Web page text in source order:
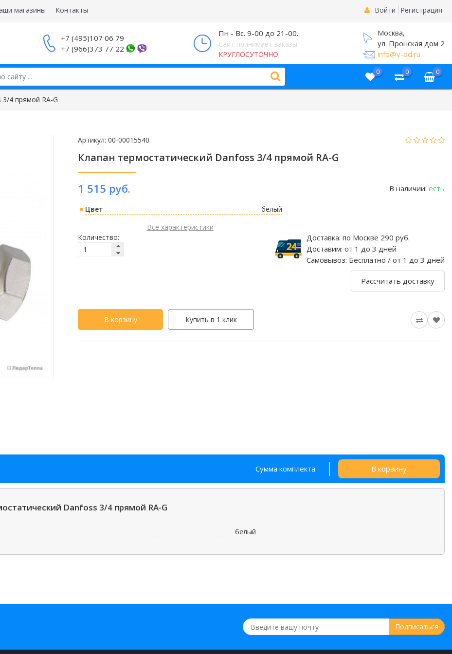
магазины Контакты Войти Регистрация
+7 (495)107 06 79
+7 (966)373 77 22
Пн - Вс. 9-00 до 21-00.
Сайт принимает заказы
КРУГЛОСУТОЧНО
Москва,
ул. Пронская дом 2
info@v-dd.ru
0 0 0
4 прямой RA-G
Артикул: 00-00015540
Клапан термостатический Danfoss 3/4 прямой RA-G
1 515 руб. В наличии: есть
Цвет
белый
Все характеристики
Количество:
Доставка: по Москве 290 руб.
Доставим: от 1 до 3 дней
Самовывоз: Бесплатно / от 1 до 3 дней
Рассчитать доставку
В корзину Купить в 1 клик
Сумма комплекта: В корзину
Danfoss 3/4 прямой RA-G
белый